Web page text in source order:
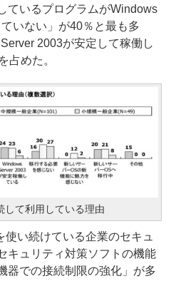
ているプログラムがWindows
いない」が40％と最も多
2003が安定して稼働し
占めた。
て利用している理由
い続けている企業のセキュ
キュリティ対策ソフトの機能
器での接続制限の強化」が多